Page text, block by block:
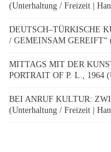
(Unterhaltung / Freizeit |
DEUTSCH–TÜRKISCHE
/ GEMEINSAM GEREIFT“
MITTAGS MIT DER
PORTRAIT OF P. L., 1964
BEI ANRUF KULTUR:
(Unterhaltung / Freizeit |